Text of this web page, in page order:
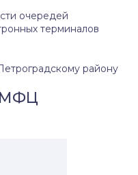
очередей
терминалов
району